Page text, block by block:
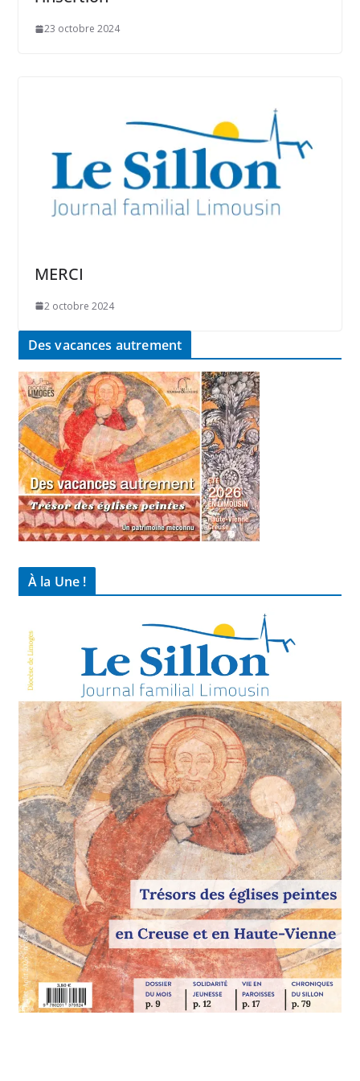
23 octobre 2024
MERCI
2 octobre 2024
Des vacances autrement
À la Une !